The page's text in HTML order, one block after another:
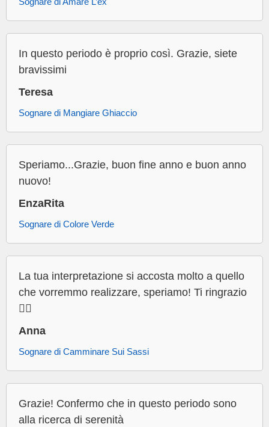
In questo periodo è proprio così. Grazie, siete
bravissimi
Teresa
Sognare di Mangiare Ghiaccio
Speriamo...Grazie, buon fine anno e buon anno
nuovo!
EnzaRita
Sognare di Colore Verde
La tua interpretazione si accosta molto a quello
che vorremmo realizzare, speriamo! Ti ringrazio
👍🏻
Anna
Sognare di Camminare Sui Sassi
Grazie! Confermo che in questo periodo sono
alla ricerca di serenità